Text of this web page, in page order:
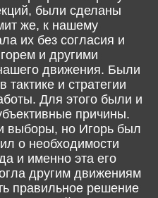
были сделаны
же, к нашему
их без согласия и
и другими
движения. Были
тактике и стратегии
Для этого были и
причины.
выборы, но Игорь был
о необходимости
и именно эта его
другим движениям
правильное решение